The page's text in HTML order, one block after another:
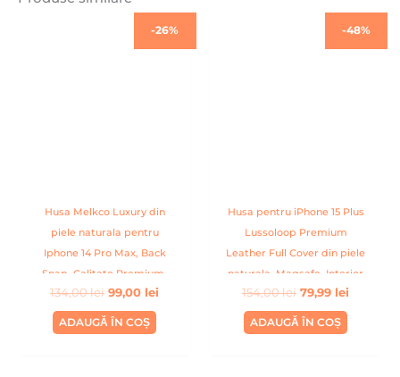
-26%
Husa Melkco Luxury din
piele naturala pentru
Iphone 14 Pro Max, Back
Snap, Calitate Premium,
Handmade, Albastru inchis
134,00lei 99,00 lei
Prețul
ADAUGĂ ÎN COȘ
-48%
Husa pentru iPhone 15 Plus
Lussoloop Premium
Leather Full Cover din piele
naturala, Magsafe, Interior
Din Microfibra, Handmade,
Albastru
154,00lei 79,99 lei
Prețul
ADAUGĂ ÎN COȘ